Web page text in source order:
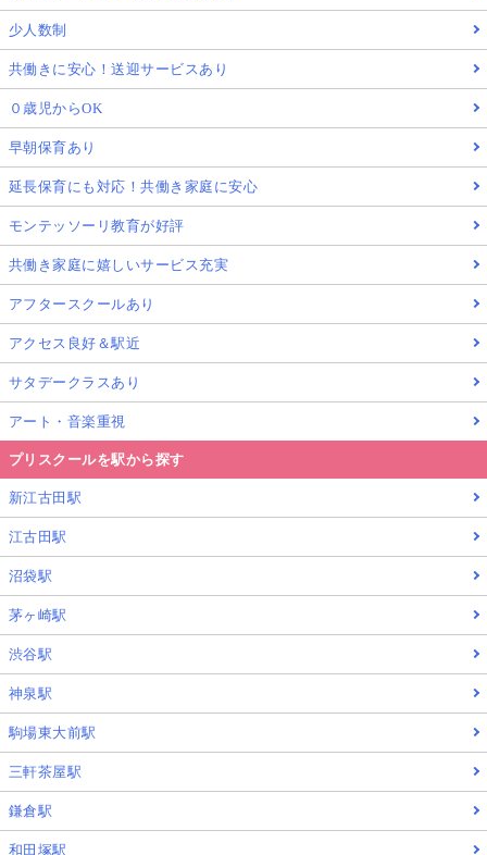
少人数制
共働きに安心！送迎サービスあり
０歳児からOK
早朝保育あり
延長保育にも対応！共働き家庭に安心
モンテッソーリ教育が好評
共働き家庭に嬉しいサービス充実
アフタースクールあり
アクセス良好＆駅近
サタデークラスあり
アート・音楽重視
プリスクールを駅から探す
新江古田駅
江古田駅
沼袋駅
茅ヶ崎駅
渋谷駅
神泉駅
駒場東大前駅
三軒茶屋駅
鎌倉駅
和田塚駅